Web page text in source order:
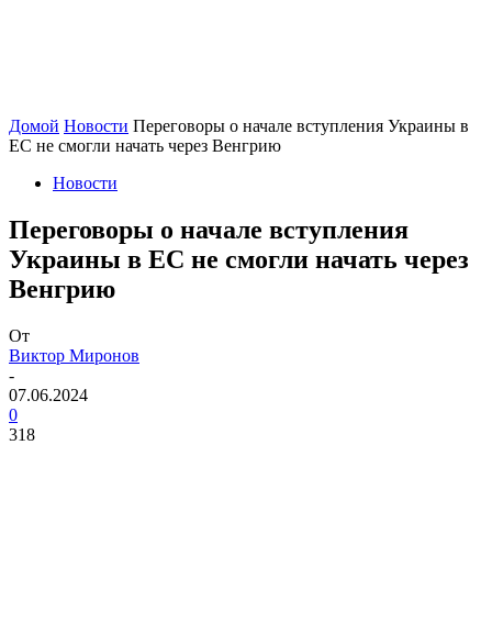
Домой Новости Переговоры о начале вступления Украины в
ЕС не смогли начать через Венгрию
Новости
Переговоры о начале вступления
Украины в ЕС не смогли начать через
Венгрию
От
Виктор Миронов
-
07.06.2024
0
318